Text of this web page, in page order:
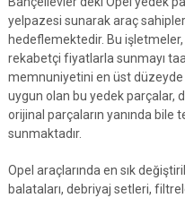
yelpazesi sunarak araç
hedeflemektedir. Bu
rekabetçi fiyatlarla sunmayı
memnuniyetini en üst düzeyde
uygun olan bu yedek parçalar,
orijinal parçaların yanında bile
sunmaktadır.
Opel araçlarında en sık
balataları, debriyaj setleri,